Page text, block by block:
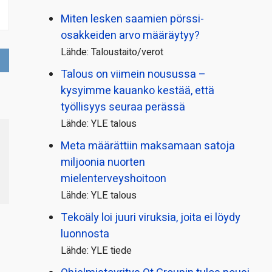
Miten lesken saamien pörssi­
osakkeiden arvo määräytyy?
Lähde: Taloustaito/verot
Talous on viimein nousussa –
kysyimme kauanko kestää, että
työllisyys seuraa perässä
Lähde: YLE talous
Meta määrättiin maksamaan satoja
miljoonia nuorten
mielenterveyshoitoon
Lähde: YLE talous
Tekoäly loi juuri viruksia, joita ei löydy
luonnosta
Lähde: YLE tiede